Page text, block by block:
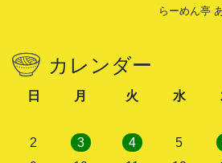
らーめん亭
カレンダー
日 月 火 水
2
3 4 5